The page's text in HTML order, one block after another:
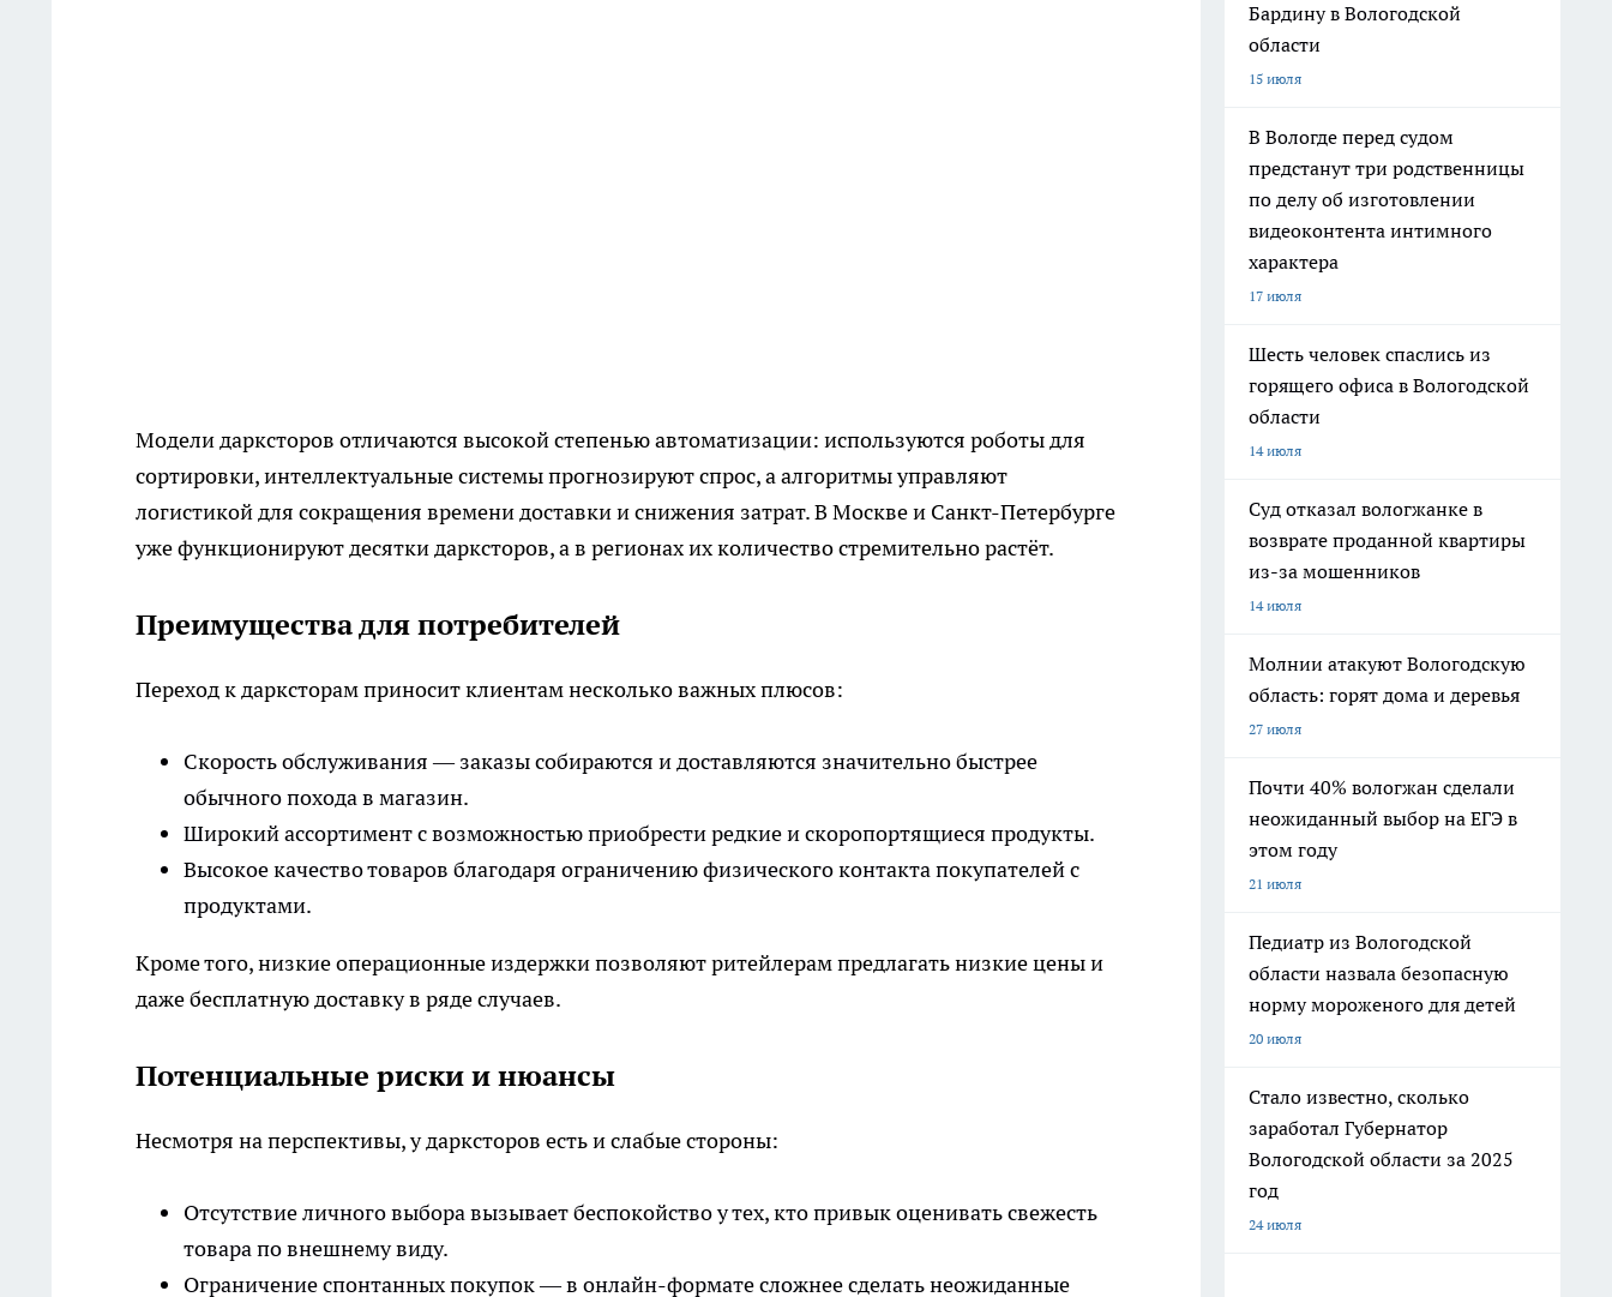
Модели дарксторов отличаются высокой степенью автоматизации: используются роботы для
сортировки, интеллектуальные системы прогнозируют спрос, а алгоритмы управляют
логистикой для сокращения времени доставки и снижения затрат. В Москве и Санкт-Петербурге
уже функционируют десятки дарксторов, а в регионах их количество стремительно растёт.
Преимущества для потребителей
Переход к дарксторам приносит клиентам несколько важных плюсов:
Скорость обслуживания — заказы собираются и доставляются значительно быстрее
обычного похода в магазин.
Широкий ассортимент с возможностью приобрести редкие и скоропортящиеся продукты.
Высокое качество товаров благодаря ограничению физического контакта покупателей с
продуктами.
Кроме того, низкие операционные издержки позволяют ритейлерам предлагать низкие цены и
даже бесплатную доставку в ряде случаев.
Потенциальные риски и нюансы
Несмотря на перспективы, у дарксторов есть и слабые стороны:
Отсутствие личного выбора вызывает беспокойство у тех, кто привык оценивать свежесть
товара по внешнему виду.
Ограничение спонтанных покупок — в онлайн-формате сложнее сделать неожиданные
Бардину в Вологодской
области
15 июля
В Вологде перед судом
предстанут три родственницы
по делу об изготовлении
видеоконтента интимного
характера
17 июля
Шесть человек спаслись из
горящего офиса в Вологодской
области
14 июля
Суд отказал вологжанке в
возврате проданной квартиры
из-за мошенников
14 июля
Молнии атакуют Вологодскую
область: горят дома и деревья
27 июля
Почти 40% вологжан сделали
неожиданный выбор на ЕГЭ в
этом году
21 июля
Педиатр из Вологодской
области назвала безопасную
норму мороженого для детей
20 июля
Стало известно, сколько
заработал Губернатор
Вологодской области за 2025
год
24 июля